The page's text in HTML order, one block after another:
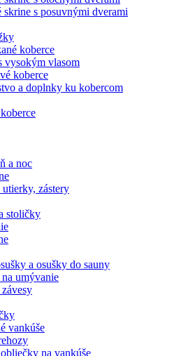
skrine s posuvnými dverami
koberce
vysokým vlasom
koberce
a doplnky ku kobercom
a noc
zástery
stoličky
a osušky do sauny
umývanie
vankúše
na vankúše